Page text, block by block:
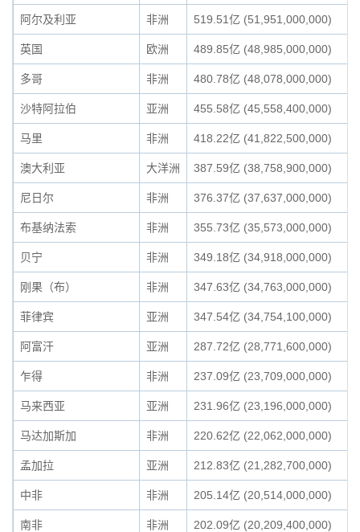
阿尔及利亚 非洲 519.51亿 (51,951,000,000)
英国 欧洲 489.85亿 (48,985,000,000)
多哥 非洲 480.78亿 (48,078,000,000)
沙特阿拉伯 亚洲 455.58亿 (45,558,400,000)
马里 非洲 418.22亿 (41,822,500,000)
澳大利亚 大洋洲 387.59亿 (38,758,900,000)
尼日尔 非洲 376.37亿 (37,637,000,000)
布基纳法索 非洲 355.73亿 (35,573,000,000)
贝宁 非洲 349.18亿 (34,918,000,000)
刚果（布） 非洲 347.63亿 (34,763,000,000)
菲律宾 亚洲 347.54亿 (34,754,100,000)
阿富汗 亚洲 287.72亿 (28,771,600,000)
乍得 非洲 237.09亿 (23,709,000,000)
马来西亚 亚洲 231.96亿 (23,196,000,000)
马达加斯加 非洲 220.62亿 (22,062,000,000)
孟加拉 亚洲 212.83亿 (21,282,700,000)
中非 非洲 205.14亿 (20,514,000,000)
南非 非洲 202.09亿 (20,209,400,000)